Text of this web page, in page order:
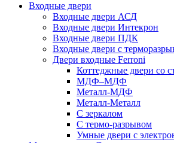
Входные двери
Входные двери АСД
Входные двери Интекрон
Входные двери ПДК
Входные двери с
Двери входные Ferroni
Коттеджные двери со
МДФ–МДФ
Металл-МДФ
Металл-Металл
С зеркалом
С термо-разрывом
Умные двери с